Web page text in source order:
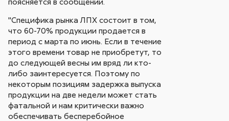
"Специфика рынка ЛПХ состоит в том,
что 60-70% продукции продается в
период с марта по июнь. Если в течение
этого времени товар не приобретут, то
до следующей весны им вряд ли кто-
либо заинтересуется. Поэтому по
некоторым позициям задержка выпуска
продукции на две недели может стать
фатальной и нам критически важно
обеспечивать бесперебойное